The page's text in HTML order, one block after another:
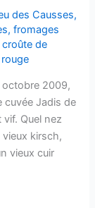
des Causses,
,fromages
de
octobre 2009,
cuvée Jadis de
Quel nez
vieux kirsch,
vieux cuir